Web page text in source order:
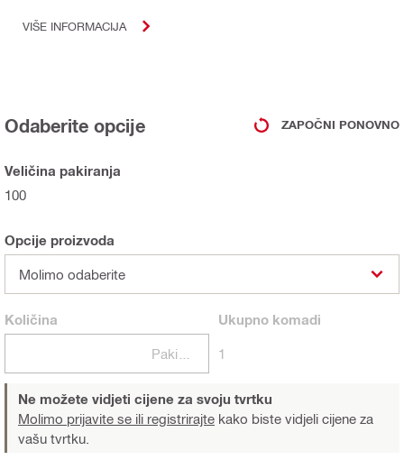
VIŠE INFORMACIJA
Odaberite opcije ZAPOČNI PONOVNO
Veličina pakiranja
100
Opcije proizvoda
Molimo odaberite
Količina Ukupnokomadi
1
Ne možete vidjeti cijene za svoju tvrtku
Molimo prijavite se ili registrirajte kako biste vidjeli cijene za
vašu tvrtku.